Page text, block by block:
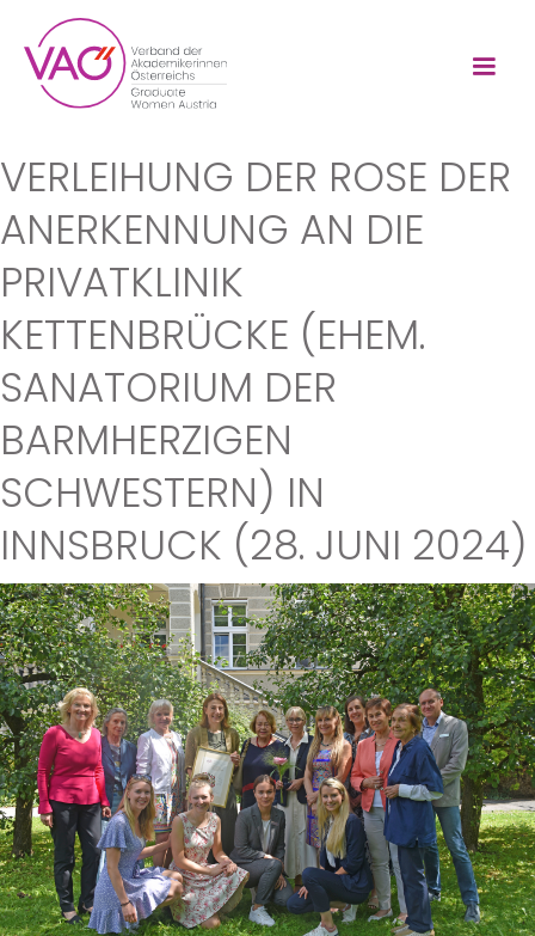
VERLEIHUNG DER ROSE DER
ANERKENNUNG AN DIE
PRIVATKLINIK
KETTENBRÜCKE (EHEM.
SANATORIUM DER
BARMHERZIGEN
SCHWESTERN) IN
INNSBRUCK (28. JUNI 2024)